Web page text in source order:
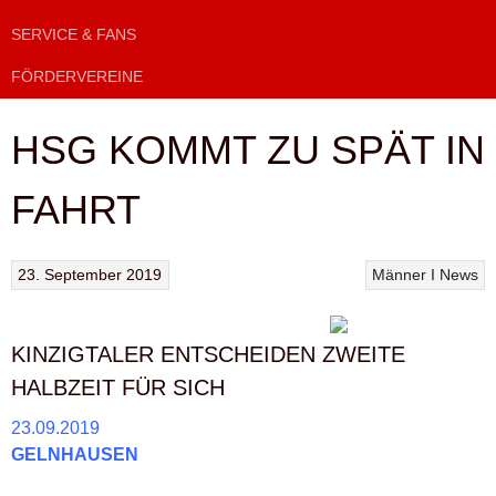
SERVICE & FANS
FÖRDERVEREINE
HSG KOMMT ZU SPÄT IN
FAHRT
Männer I News
23. September 2019
KINZIGTALER ENTSCHEIDEN ZWEITE
HALBZEIT FÜR SICH
23.09.2019
GELNHAUSEN